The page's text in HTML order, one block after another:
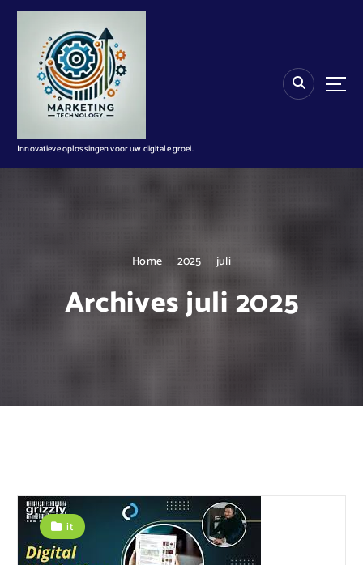
n
Innovatieve oplossingen voor uw digitale groei.
Home 2025 juli
Archives juli 2025
it